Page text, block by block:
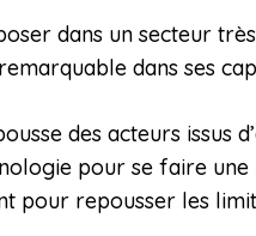
dans un secteur
dans ses
des acteurs issus
pour se faire
pour repousser les